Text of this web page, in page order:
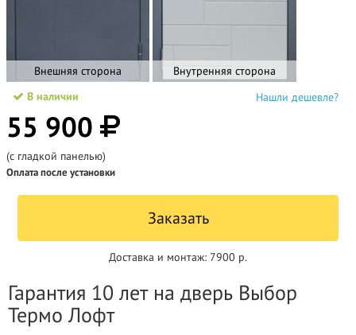
Внешняя сторона Внутренняя сторона
В наличии
55 900
(с гладкой панелью)
Оплата после установки
Нашли дешевле?
Заказать
Доставка и монтаж: 7900 р.
Гарантия 10 лет на дверь Выбор
Термо Лофт